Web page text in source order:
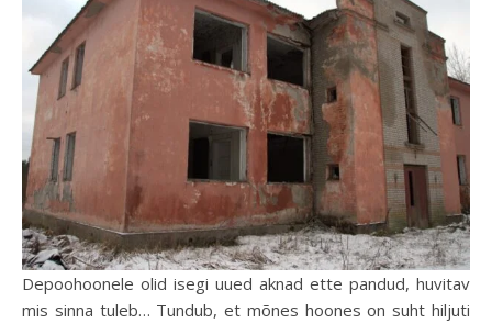
Depoohoonele olid isegi uued aknad ette pandud, huvitav
mis sinna tuleb… Tundub, et mõnes hoones on suht hiljuti